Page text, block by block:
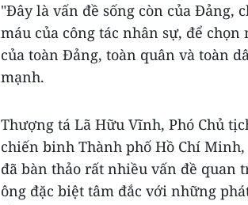
"Đây là vấn đề sống còn của Đảng,
máu của công tác nhân sự, để
của toàn Đảng, toàn quân và toàn
mạnh.
Thượng tá Lã Hữu Vĩnh, Phó Chủ
chiến binh Thành phố Hồ Chí
đã bàn thảo rất nhiều vấn đề quan
ông đặc biệt tâm đắc với những